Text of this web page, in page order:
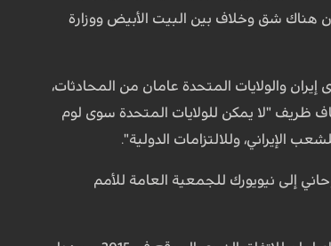
هناك شق وخلاف بين البيت الأبيض ووزارة
والولايات المتحدة عامان من المحادثات،
ظريف "لا يمكن للولايات المتحدة سوى لوم
الإيراني، وللالتزامات الدولية".
إلى نيويورك للجمعية العامة للأمم